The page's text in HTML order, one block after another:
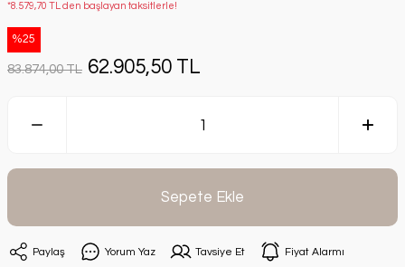
*8.579,70 TL den başlayan taksitlerle!
%25
83.874,00 TL 62.905,50 TL
Sepete Ekle
Paylaş Yorum Yaz Tavsiye Et Fiyat Alarmı